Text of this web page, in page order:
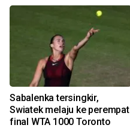
Sabalenka tersingkir,
Swiatek melaju ke perempat
final WTA 1000 Toronto